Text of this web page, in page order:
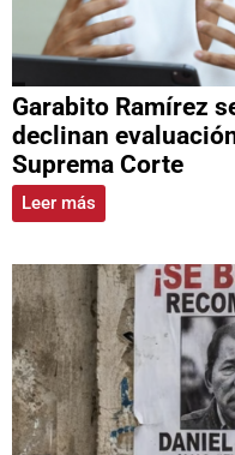
Garabito Ramírez
declinan
Suprema Corte
Leer más